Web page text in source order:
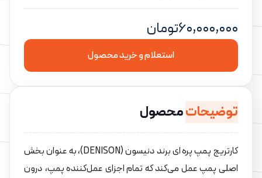
۶۰,۰۰۰,۰۰۰تومان
استعلام و خرید محصول
توضیحاتمحصول
کارتریج پمپ پره ای برند دنیسون (DENISON)، به عنوان بخش
اصلی پمپ عمل می‌کند که تمام اجزای عمل‌کننده پمپ، درون